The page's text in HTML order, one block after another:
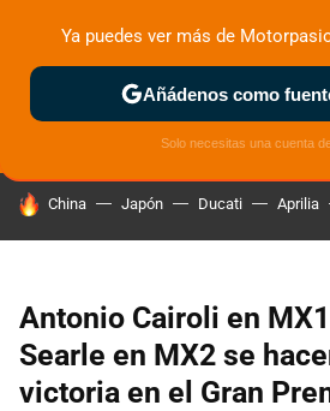
ZONA DE PRUEBAS DEPORTIVAS
HOY SE HABLA DE
China Japón Ducati Aprilia
Antonio Cairoli en
Searle en MX2 se
victoria en el Gran
Ya puedes ver más de
Añádenos como
Solo necesitas una cuenta